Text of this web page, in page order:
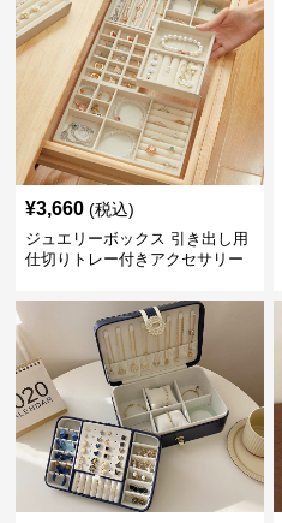
¥3,660 (税込)
ジュエリーボックス 引き出し用
仕切りトレー付きアクセサリー